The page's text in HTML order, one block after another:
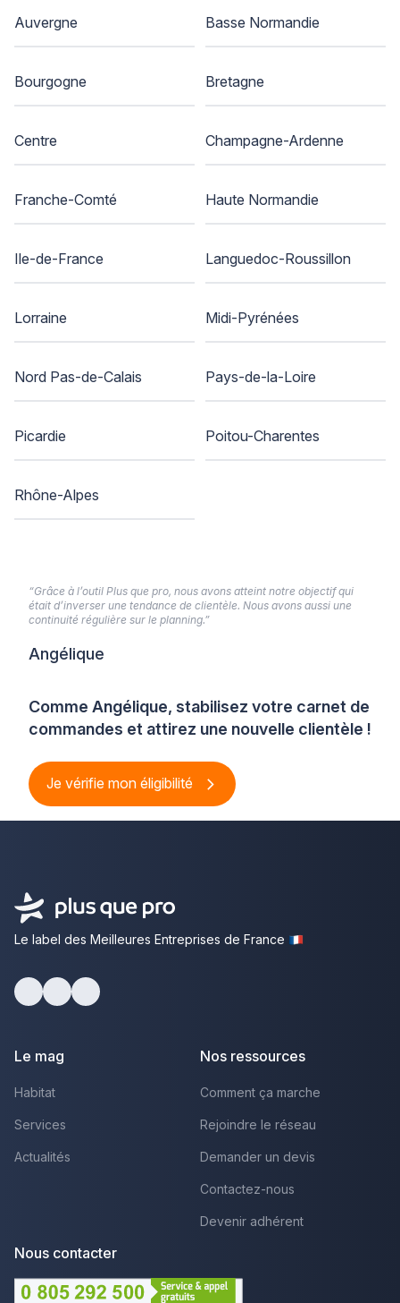
Auvergne Basse Normandie
Bourgogne Bretagne
Centre Champagne-Ardenne
Franche-Comté Haute Normandie
Ile-de-France Languedoc-Roussillon
Lorraine Midi-Pyrénées
Nord Pas-de-Calais Pays-de-la-Loire
Picardie Poitou-Charentes
Rhône-Alpes
Comme Angélique, stabilisez votre carnet de
commandes et attirez une nouvelle clientèle !
Je vérifie mon éligibilité
“Grâce à l’outil Plus que pro, nous avons atteint notre objectif qui
était d’inverser une tendance de clientèle. Nous avons aussi une
continuité régulière sur le planning.”
Angélique
Le label des Meilleures Entreprises de France
Le mag
Habitat
Services
Actualités
Nos ressources
Comment ça marche
Rejoindre le réseau
Demander un devis
Contactez-nous
Devenir adhérent
Nous contacter